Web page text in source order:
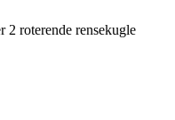
2 roterende rensekugle